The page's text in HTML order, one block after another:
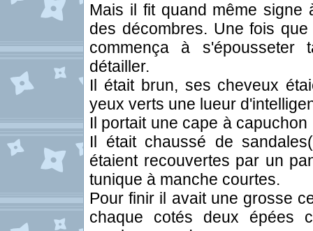
Mais il fit quand même
des décombres. Une fois
commença à
détailler.
Il était brun, ses cheveux
yeux verts une lueur
Il portait une cape à
Il était chaussé de
étaient recouvertes par un
tunique à manche courtes.
Pour finir il avait une grosse
chaque cotés deux épées